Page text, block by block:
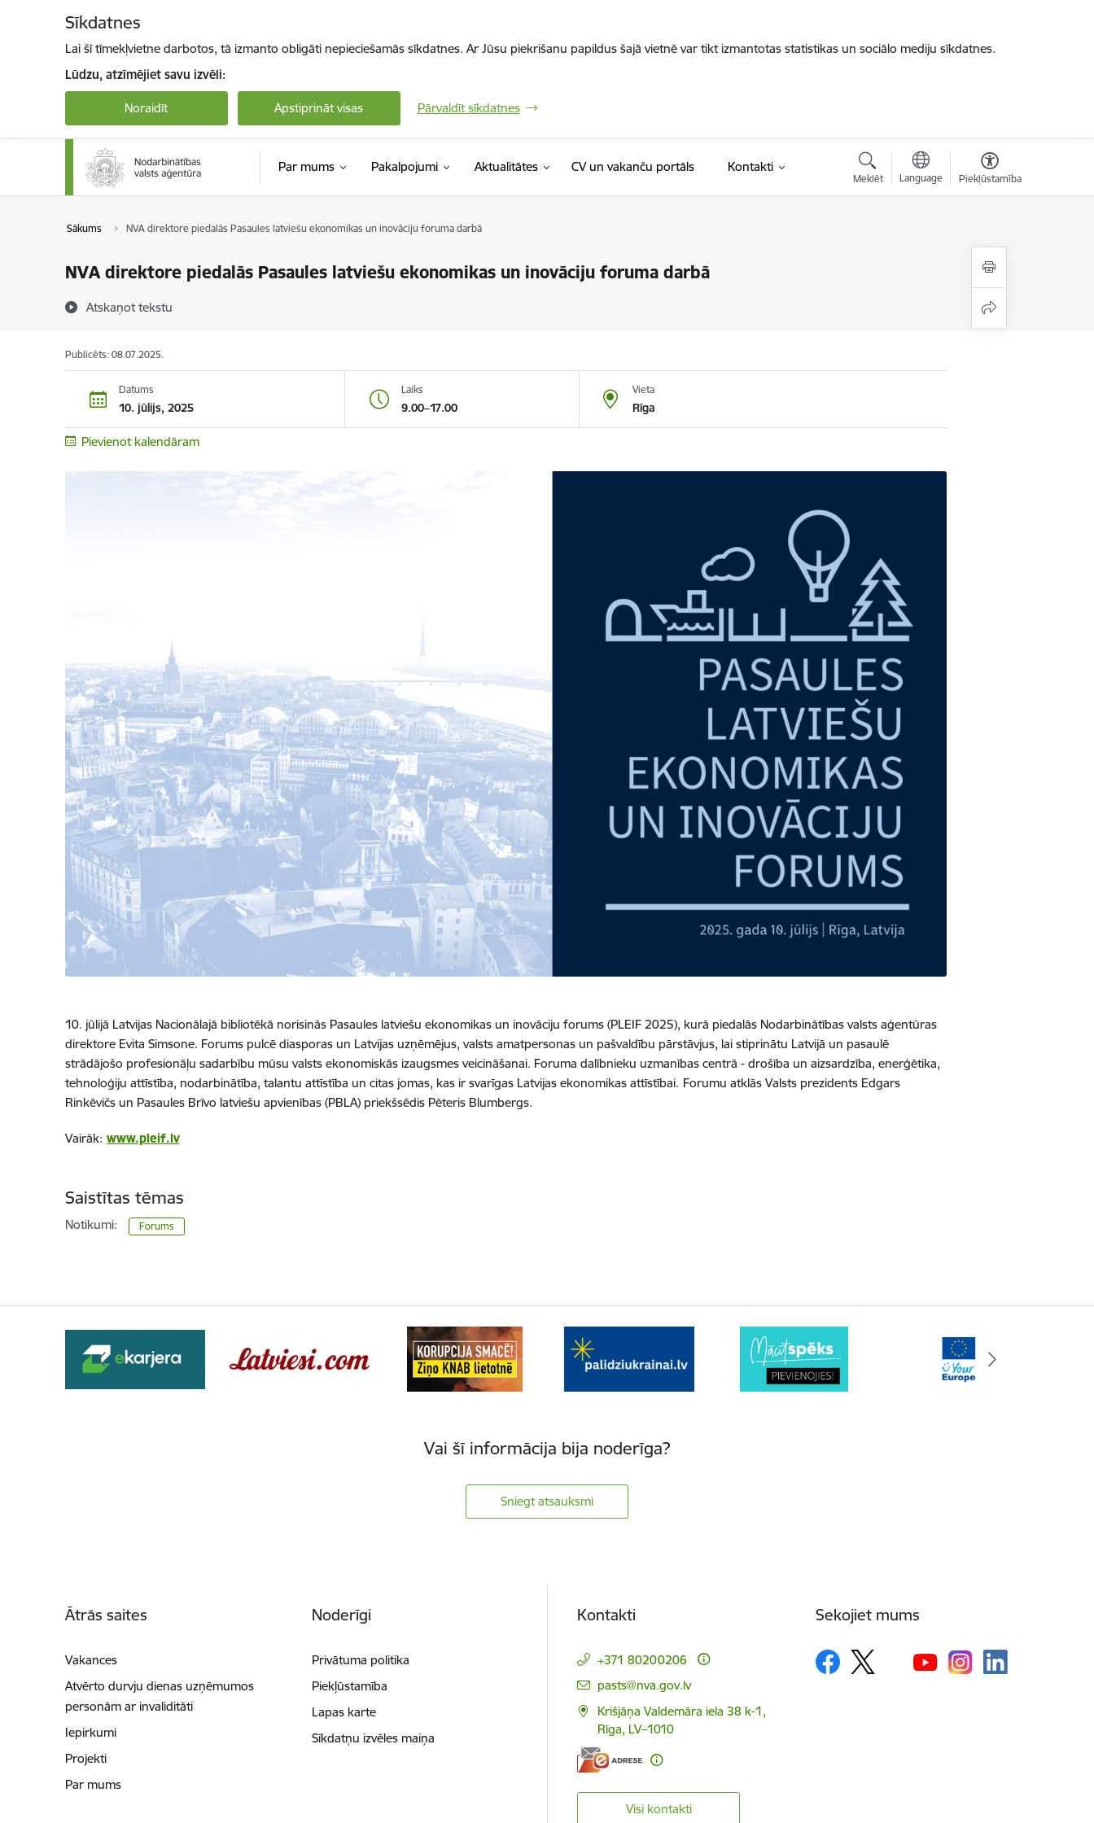
Sīkdatnes
Lai šī tīmekļvietne darbotos, tā izmanto obligāti nepieciešamās sīkdatnes. Ar Jūsu piekrišanu papildus šajā vietnē var tikt izmantotas statistikas un sociālo mediju sīkdatnes.
Lūdzu, atzīmējiet savu izvēli:
Noraidīt Apstiprināt visas Pārvaldīt sīkdatnes
Par mums Pakalpojumi Aktualitātes CV un vakanču portāls(Ārējā saite)
Kontakti
Meklēt Language Piekļūstamība
Sākums NVA direktore piedalās Pasaules latviešu ekonomikas un inovāciju foruma darbā
NVA direktore piedalās Pasaules latviešu ekonomikas un inovāciju foruma darbā
Atskaņot tekstu
Publicēts: 08.07.2025.
Datums
10. jūlijs, 2025
Laiks
9.00–17.00
Vieta
Rīga
Pievienot kalendāram
10. jūlijā Latvijas Nacionālajā bibliotēkā norisinās Pasaules latviešu ekonomikas un inovāciju forums (PLEIF 2025), kurā piedalās Nodarbinātības valsts aģentūras
direktore Evita Simsone. Forums pulcē diasporas un Latvijas uzņēmējus, valsts amatpersonas un pašvaldību pārstāvjus, lai stiprinātu Latvijā un pasaulē
strādājošo profesionāļu sadarbību mūsu valsts ekonomiskās izaugsmes veicināšanai. Foruma dalībnieku uzmanības centrā - drošība un aizsardzība, enerģētika,
tehnoloģiju attīstība, nodarbinātība, talantu attīstība un citas jomas, kas ir svarīgas Latvijas ekonomikas attīstībai. Forumu atklās Valsts prezidents Edgars
Rinkēvičs un Pasaules Brīvo latviešu apvienības (PBLA) priekšsēdis Pēteris Blumbergs.
Vairāk: www.pleif.lv
Saistītas tēmas
Notikumi: Forums
Vai šī informācija bija noderīga?
Sniegt atsauksmi
Ātrās saites
Vakances
Atvērto durvju dienas uzņēmumos
personām ar invaliditāti
Iepirkumi
Projekti
Par mums
Noderīgi
Privātuma politika
Piekļūstamība
Lapas karte
Sīkdatņu izvēles maiņa
Kontakti
+371 80200206
E-pasts:
pasts@nva.gov.lv
Krišjāņa Valdemāra iela 38 k-1,
Rīga, LV–1010
Visi kontakti
Sekojiet mums